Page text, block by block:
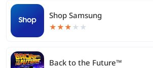
Shop Samsung
★★★ ★ ★
Back to the Future™